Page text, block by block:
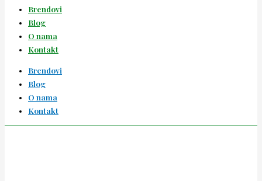
Brendovi
Blog
O nama
Kontakt
Brendovi
Blog
O nama
Kontakt